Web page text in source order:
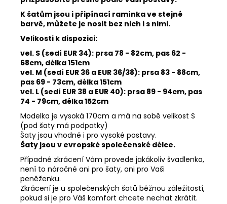
K šatům jsou i připínací ramínka ve stejné
barvě, můžete je nosit bez nich i s nimi.
Velikosti k dispozici:
vel. S (sedí EUR 34): prsa 78 - 82cm, pas 62 -
68cm, délka 151cm
vel. M (sedí EUR 36 a EUR 36/38): prsa 83 - 88cm,
pas 69 - 73cm, délka 151cm
vel. L (sedí EUR 38 a EUR 40): prsa 89 - 94cm, pas
74 - 79cm, délka 152cm
Modelka je vysoká 170cm a má na sobě velikost S
(pod šaty má podpatky)
Šaty jsou vhodné i pro vysoké postavy.
Šaty jsou v evropské společenské délce.
Případné zkrácení Vám provede jakákoliv švadlenka,
není to náročné ani pro šaty, ani pro Vaši
peněženku.
Zkrácení je u společenských šatů běžnou záležitostí,
pokud si je pro Váš komfort chcete nechat zkrátit.